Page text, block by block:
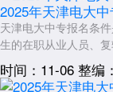
2025年天津电大
天津电大中专报名条
生的在职从业人员、
时间：11-06 整编